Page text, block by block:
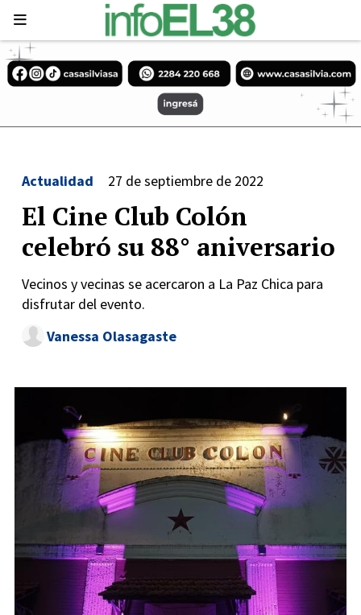
El Cine Club Colón
celebró su 88° aniversario
Vecinos y vecinas se acercaron a La Paz Chica para
disfrutar del evento.
Actualidad 27 de septiembre de 2022
Vanessa Olasagaste